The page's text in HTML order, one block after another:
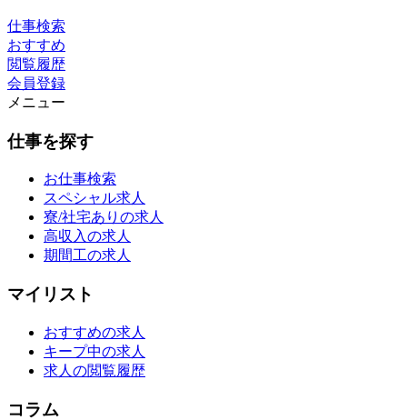
仕事検索
おすすめ
閲覧履歴
会員登録
メニュー
仕事を探す
お仕事検索
スペシャル求人
寮/社宅ありの求人
高収入の求人
期間工の求人
マイリスト
おすすめの求人
キープ中の求人
求人の閲覧履歴
コラム